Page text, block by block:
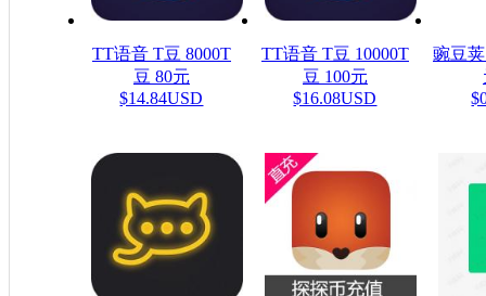
TT语音 T豆 8000T
豆 80元
$14.84USD
TT语音 T豆 10000T
豆 100元
$16.08USD
豌豆